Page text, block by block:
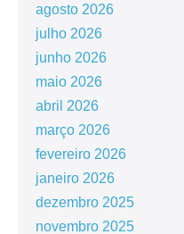
agosto 2026
julho 2026
junho 2026
maio 2026
abril 2026
março 2026
fevereiro 2026
janeiro 2026
dezembro 2025
novembro 2025